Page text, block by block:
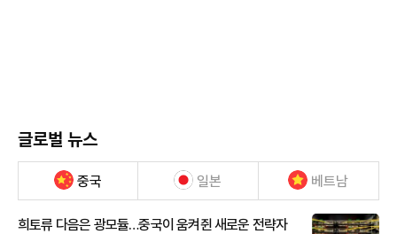
글로벌 뉴스
중국 일본 베트남
희토류 다음은 광모듈…중국이 움켜쥔 새로운 전략자